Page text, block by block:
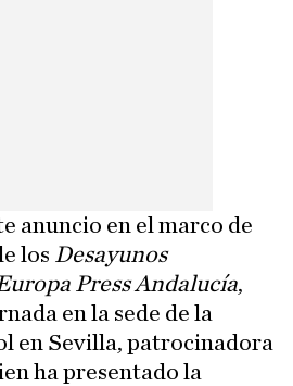
anuncio en el marco de
los Desayunos
Press Andalucía,
en la sede de la
en Sevilla, patrocinadora
ha presentado la